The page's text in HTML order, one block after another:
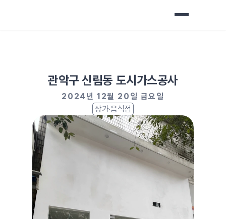
관악구 신림동 도시가스공사
2024년 12월 20일 금요일
상가·음식점